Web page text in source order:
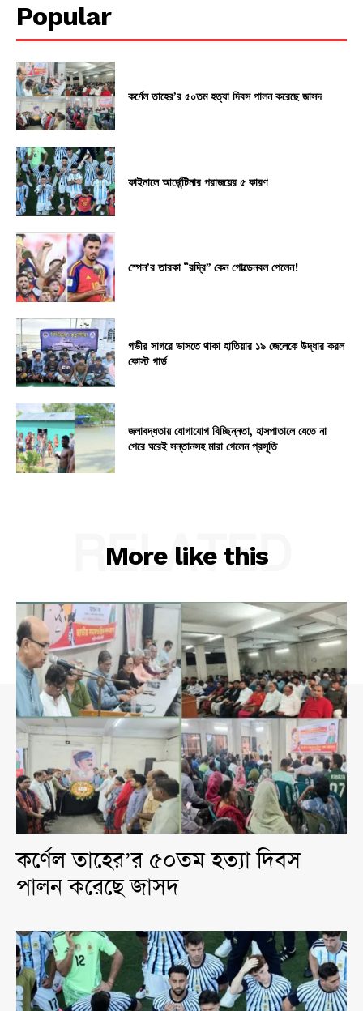
Popular
কর্ণেল তাহের’র ৫০তম হত্যা দিবস পালন করেছে জাসদ
ফাইনালে আর্জেন্টিনার পরাজয়ের ৫ কারণ
স্পেন’র তারকা “রদ্রি” কেন গোল্ডেনবল পেলেন!
গভীর সাগরে ভাসতে থাকা হাতিয়ার ১৯ জেলেকে উদ্ধার করল
কোস্ট গার্ড
জলাবদ্ধতায় যোগাযোগ বিচ্ছিন্নতা, হাসপাতালে যেতে না
পেরে ঘরেই সন্তানসহ মারা গেলেন প্রসূতি
More like this
RELATED
কর্ণেল তাহের’র ৫০তম হত্যা দিবস
পালন করেছে জাসদ